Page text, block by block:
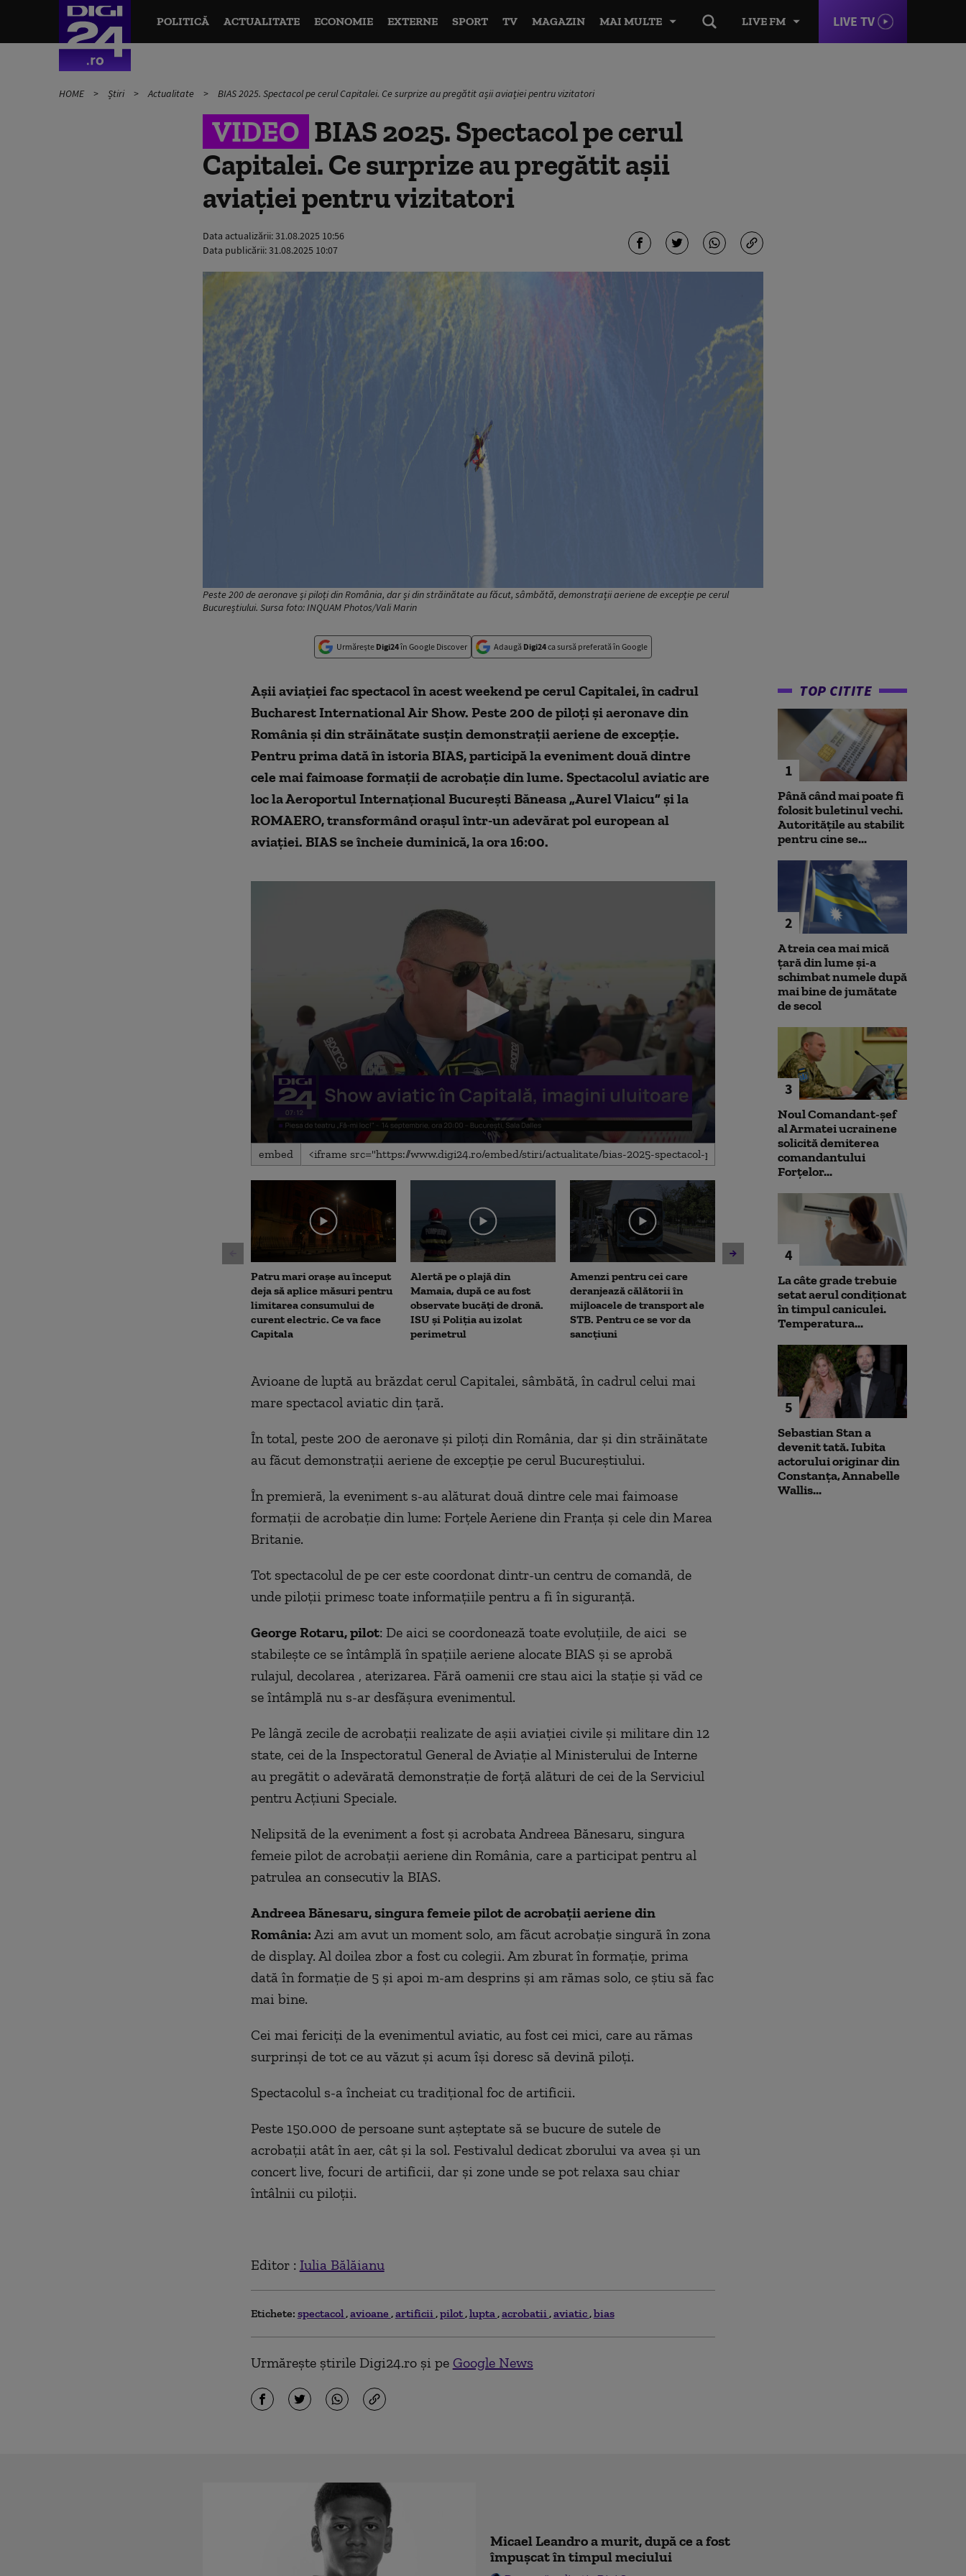
LIVE FM LIVE TV
POLITICĂ ACTUALITATE ECONOMIE EXTERNE SPORT TV MAGAZIN MAI MULTE
HOME Știri Actualitate BIAS 2025. Spectacol pe cerul Capitalei. Ce surprize au pregătit așii aviației pentru vizitatori
VIDEO BIAS 2025. Spectacol pe cerul
Capitalei. Ce surprize au pregătit așii
aviației pentru vizitatori
Data actualizării:31.08.2025 10:56
Data publicării:31.08.2025 10:07
Peste 200 de aeronave și piloți din România, dar și din străinătate au făcut, sâmbătă, demonstrații aeriene de excepție pe cerul
Bucureștiului. Sursa foto: INQUAM Photos/Vali Marin
Urmărește Digi24în Google Discover Adaugă Digi24ca sursă preferată în Google
Așii aviației fac spectacol în acest weekend pe cerul Capitalei, în cadrul
Bucharest International Air Show. Peste 200 de piloți și aeronave din
România și din străinătate susțin demonstrații aeriene de excepție.
Pentru prima dată în istoria BIAS, participă la eveniment două dintre
cele mai faimoase formații de acrobație din lume. Spectacolul aviatic are
loc la Aeroportul Internațional București Băneasa „Aurel Vlaicu” și la
ROMAERO, transformând orașul într-un adevărat pol european al
aviației. BIAS se încheie duminică, la ora 16:00.
0
seconds
3
Volume
90%
embed
Patru mari orașe au început
deja să aplice măsuri pentru
limitarea consumului de
curent electric. Ce va face
Capitala
Alertă pe o plajă din
Mamaia, după ce au fost
observate bucăți de dronă.
ISU și Poliția au izolat
perimetrul
Amenzi pentru cei care
deranjează călătorii în
mijloacele de transport ale
STB. Pentru ce se vor da
sancțiuni
Un asistent medical din SUA
pune la pământ un pacient
violent. Ce nu a știut
bărbatul agresiv atunci când
Jihadiști
migranții
Avioane de luptă au brăzdat cerul Capitalei, sâmbătă, în cadrul celui mai
mare spectacol aviatic din țară.
În total, peste 200 de aeronave și piloți din România, dar și din străinătate
au făcut demonstrații aeriene de excepție pe cerul Bucureștiului.
În premieră, la eveniment s-au alăturat două dintre cele mai faimoase
formații de acrobație din lume: Forțele Aeriene din Franța și cele din Marea
Britanie.
Tot spectacolul de pe cer este coordonat dintr-un centru de comandă, de
unde piloții primesc toate informațiile pentru a fi în siguranță.
George Rotaru, pilot: De aici se coordonează toate evoluțiile, de aici se
stabilește ce se întâmplă în spațiile aeriene alocate BIAS și se aprobă
rulajul, decolarea , aterizarea. Fără oamenii cre stau aici la stație și văd ce
se întâmplă nu s-ar desfășura evenimentul.
Pe lângă zecile de acrobații realizate de așii aviației civile și militare din 12
state, cei de la Inspectoratul General de Aviație al Ministerului de Interne
au pregătit o adevărată demonstrație de forță alături de cei de la Serviciul
pentru Acțiuni Speciale.
Nelipsită de la eveniment a fost și acrobata Andreea Bănesaru, singura
femeie pilot de acrobații aeriene din România, care a participat pentru al
patrulea an consecutiv la BIAS.
Andreea Bănesaru, singura femeie pilot de acrobații aeriene din
România: Azi am avut un moment solo, am făcut acrobație singură în zona
de display. Al doilea zbor a fost cu colegii. Am zburat în formație, prima
dată în formație de 5 și apoi m-am desprins și am rămas solo, ce știu să fac
mai bine.
Cei mai fericiți de la evenimentul aviatic, au fost cei mici, care au rămas
surprinși de tot ce au văzut și acum își doresc să devină piloți.
Spectacolul s-a încheiat cu tradițional foc de artificii.
Peste 150.000 de persoane sunt așteptate să se bucure de sutele de
acrobații atât în aer, cât și la sol. Festivalul dedicat zborului va avea și un
concert live, focuri de artificii, dar și zone unde se pot relaxa sau chiar
întâlnii cu piloții.
Editor : Iulia Bălăianu
Etichete: spectacol avioane artificii pilot lupta acrobatii aviatic bias
Urmărește știrile Digi24.ro și pe Google News
TOP CITITE
1
Până când mai poate fi
folosit buletinul vechi.
Autoritățile au stabilit
pentru cine se...
2
A treia cea mai mică
țară din lume și-a
schimbat numele după
mai bine de jumătate
de secol
3
Noul Comandant-șef
al Armatei ucrainene
solicită demiterea
comandantului
Forțelor...
4
La câte grade trebuie
setat aerul condiționat
în timpul caniculei.
Temperatura...
5
Sebastian Stan a
devenit tată. Iubita
actorului originar din
Constanța, Annabelle
Wallis...
Micael Leandro a murit, după ce a fost
împușcat în timpul meciului